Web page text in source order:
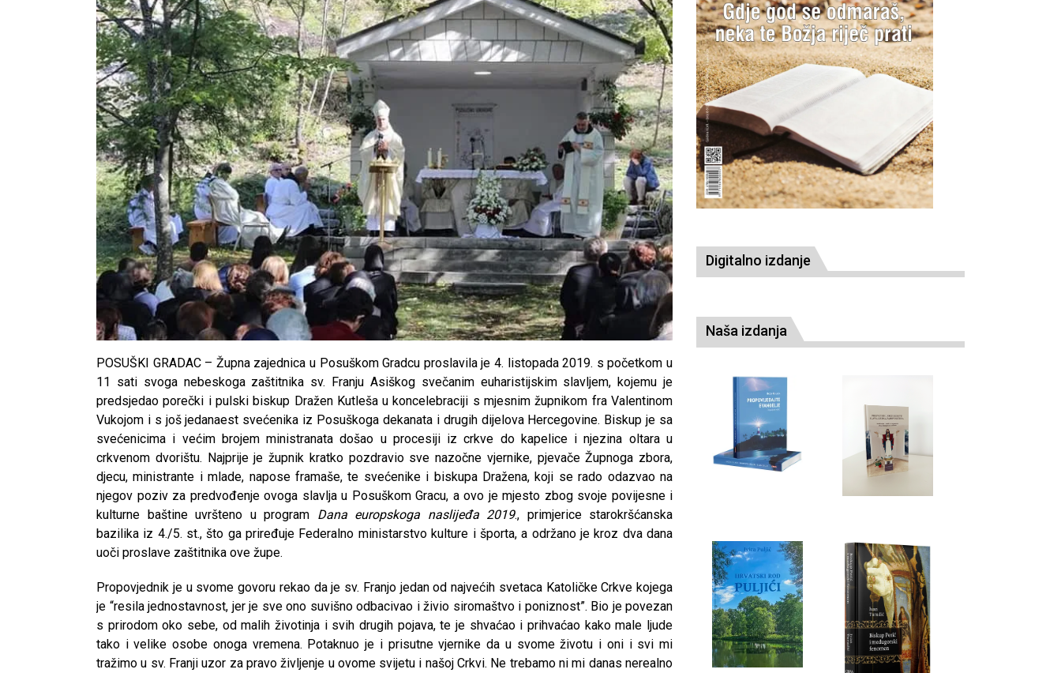
POSUŠKI GRADAC – Župna zajednica u Posuškom Gradcu proslavila je 4. listopada 2019. s početkom u
11 sati svoga nebeskoga zaštitnika sv. Franju Asiškog svečanim euharistijskim slavljem, kojemu je
predsjedao porečki i pulski biskup Dražen Kutleša u koncelebraciji s mjesnim župnikom fra Valentinom
Vukojom i s još jedanaest svećenika iz Posuškoga dekanata i drugih dijelova Hercegovine. Biskup je sa
svećenicima i većim brojem ministranata došao u procesiji iz crkve do kapelice i njezina oltara u
crkvenom dvorištu. Najprije je župnik kratko pozdravio sve nazočne vjernike, pjevače Župnoga zbora,
djecu, ministrante i mlade, napose framaše, te svećenike i biskupa Dražena, koji se rado odazvao na
njegov poziv za predvođenje ovoga slavlja u Posuškom Gracu, a ovo je mjesto zbog svoje povijesne i
kulturne baštine uvršteno u program Dana europskoga naslijeđa 2019., primjerice starokršćanska
bazilika iz 4./5. st., što ga priređuje Federalno ministarstvo kulture i športa, a održano je kroz dva dana
uoči proslave zaštitnika ove župe.
Propovjednik je u svome govoru rekao da je sv. Franjo jedan od najvećih svetaca Katoličke Crkve kojega
je “resila jednostavnost, jer je sve ono suvišno odbacivao i živio siromaštvo i poniznost”. Bio je povezan
s prirodom oko sebe, od malih životinja i svih drugih pojava, te je shvaćao i prihvaćao kako male ljude
tako i velike osobe onoga vremena. Potaknuo je i prisutne vjernike da u svome životu i oni i svi mi
tražimo u sv. Franji uzor za pravo življenje u ovome svijetu i našoj Crkvi. Ne trebamo ni mi danas nerealno
Digitalno izdanje
Naša izdanja